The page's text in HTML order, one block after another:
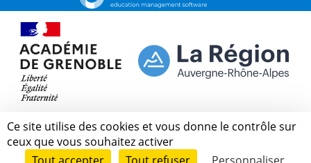
Ce site utilise des cookies et vous donne le contrôle sur
ceux que vous souhaitez activer